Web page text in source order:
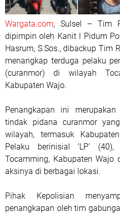
Wargata.com, Sulsel – Tim
dipimpin oleh Kanit I Pidum
Hasrum, S.Sos., dibackup Tim
menangkap terduga pelaku
(curanmor) di wilayah
Kabupaten Wajo.
Penangkapan ini
tindak pidana curanmor
wilayah, termasuk
Pelaku berinisial ‘LP’
Tocamming, Kabupaten Wajo
aksinya di berbagai lokasi.
Pihak Kepolisian
penangkapan oleh tim